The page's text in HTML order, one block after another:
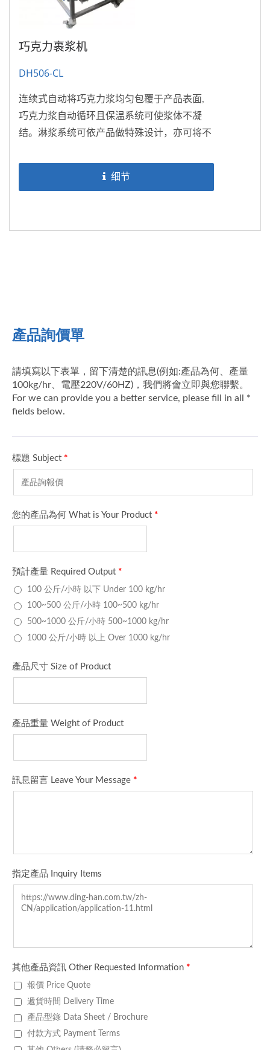
巧克力裹浆机
DH506-CL
连续式自动将巧克力浆均匀包覆于产品表面,
巧克力浆自动循环且保温系统可使浆体不凝
结。淋浆系统可依产品做特殊设计，亦可将不
您省时、省工、省料。
细节